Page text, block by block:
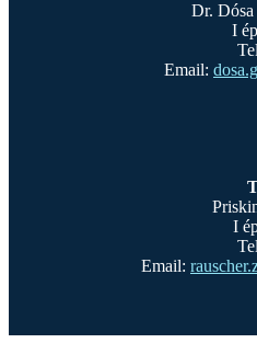
Dr.
I
Email:
I
Email: